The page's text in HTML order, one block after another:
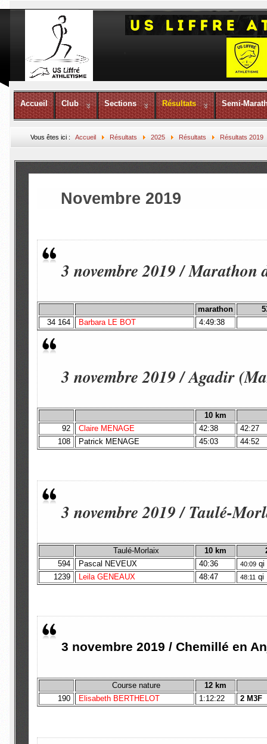
Accueil Club Sections Résultats Semi-
Vous êtes ici :Accueil Résultats 2025 Résultats Résultats 2019
Novembre 2019
3 novembre 2019 / Marathon
marathon
34 164
Barbara LE BOT 4:49:38
3 novembre 2019 / Agadir
10 km
92
Claire MENAGE 42:38
42:27
108
Patrick MENAGE 45:03 44:52
3 novembre 2019 / Taulé-
Taulé-Morlaix 10 km
594
Pascal NEVEUX 40:36 40:09 qi
1239
Leila GENEAUX 48:47 48:11 qi
3 novembre 2019 / Chemillé en
Course nature
12 km
190
Elisabeth BERTHELOT 1:12:22 2 M3F